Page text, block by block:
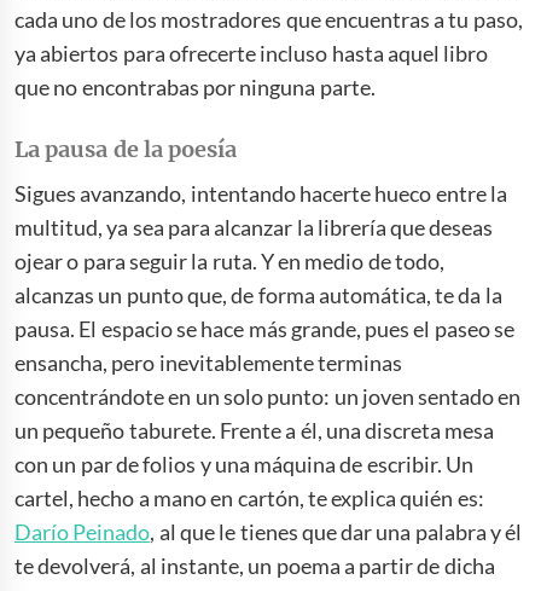
cada uno de los mostradores que encuentras a tu paso,
ya abiertos para ofrecerte incluso hasta aquel libro
que no encontrabas por ninguna parte.
La pausa de la poesía
Sigues avanzando, intentando hacerte hueco entre la
multitud, ya sea para alcanzar la librería que deseas
ojear o para seguir la ruta. Y en medio de todo,
alcanzas un punto que, de forma automática, te da la
pausa. El espacio se hace más grande, pues el paseo se
ensancha, pero inevitablemente terminas
concentrándote en un solo punto: un joven sentado en
un pequeño taburete. Frente a él, una discreta mesa
con un par de folios y una máquina de escribir. Un
cartel, hecho a mano en cartón, te explica quién es:
Darío Peinado, al que le tienes que dar una palabra y él
te devolverá, al instante, un poema a partir de dicha